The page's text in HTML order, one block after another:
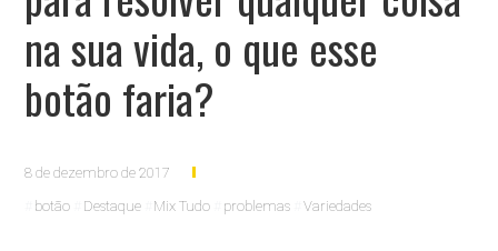
na sua vida, o que esse
botão faria?
8 de dezembro de 2017
botão
Destaque Mix Tudo problemas Variedades